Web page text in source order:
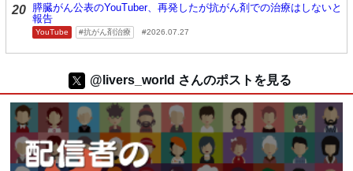
20 膵臓がん公表のYouTuber、再発したが抗がん剤での治療はしないと
報告
YouTube 抗がん剤治療 2026.07.27
@livers_world さんのポストを見る